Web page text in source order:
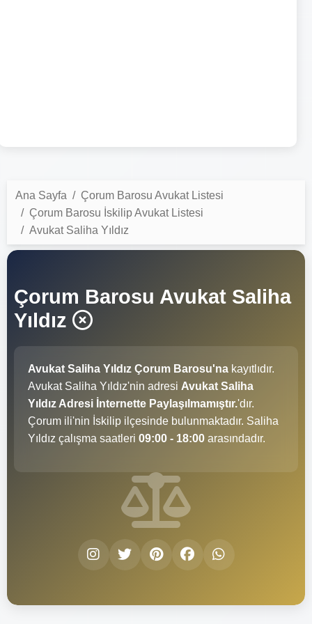
Ana Sayfa
Çorum Barosu Avukat Listesi
Çorum Barosu İskilip Avukat Listesi
Avukat Saliha Yıldız
Çorum Barosu Avukat Saliha
Yıldız
Avukat Saliha Yıldız Çorum Barosu'na kayıtlıdır.
Avukat Saliha Yıldız'nin adresi Avukat Saliha
Yıldız Adresi İnternette Paylaşılmamıştır.'dır.
Çorum ili'nin İskilip ilçesinde bulunmaktadır. Saliha
Yıldız çalışma saatleri 09:00 - 18:00 arasındadır.